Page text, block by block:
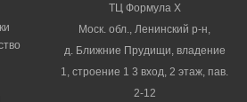
ТЦ Формула Х
Моск. обл., Ленинский р-н,
д. Ближние Прудищи, владение
1, строение 1 3 вход, 2 этаж, пав.
2-12